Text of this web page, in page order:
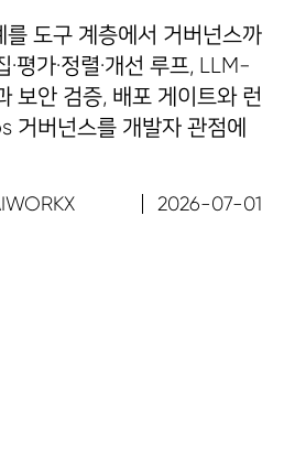
2026-07-01
도구 계층에서 거버넌스까
평가·정렬·개선 루프, LLM-
보안 검증, 배포 게이트와 런
버넌스를 개발자 관점에